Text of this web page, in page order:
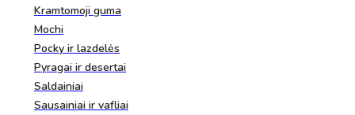
Kramtomoji guma
Mochi
Pocky ir lazdelės
Pyragai ir desertai
Saldainiai
Sausainiai ir vafliai